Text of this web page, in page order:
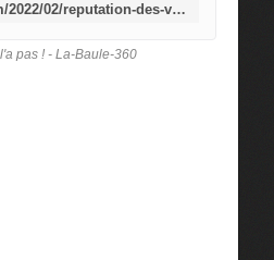
https://la-baule-360.reputation-3d.com/2022/02/reputation-des-villas-centenaires-a-la-baule-on-a-la-cote-ou-on-ne-l-a-pas.html
pas ! - La-Baule-360